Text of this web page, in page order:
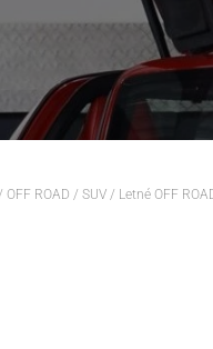
OFF ROAD / SUV / Letné OFF